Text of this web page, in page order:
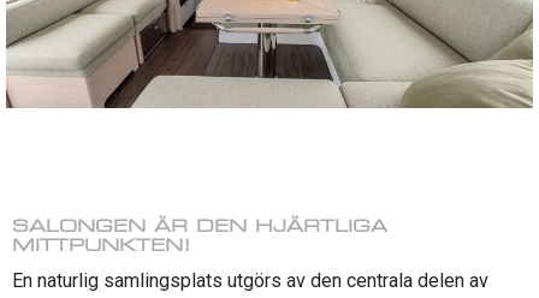
SALONGEN ÄR DEN HJÄRTLIGA
MITTPUNKTEN!
En naturlig samlingsplats utgörs av den centrala delen av